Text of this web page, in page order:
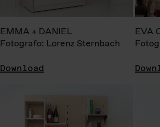
EMMA + DANIEL
Fotografo: Lorenz Sternbach
Download
EVA